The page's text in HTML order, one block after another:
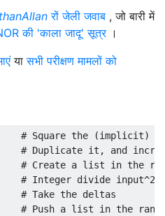
रों जेली जवाब , जो बारी में
की 'काला जादू' सूत्र।
यासभी परीक्षण मामलों को
# Square the (implicit)
# Duplicate it, and
# Create a list in the
# Integer divide input^2
# Take the deltas
# Push a list in the